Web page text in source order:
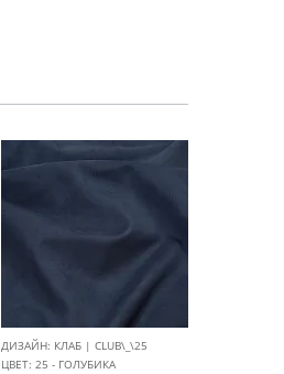
ДИЗАЙН: КЛАБ | CLUB\_\25
ЦВЕТ: 25 - ГОЛУБИКА